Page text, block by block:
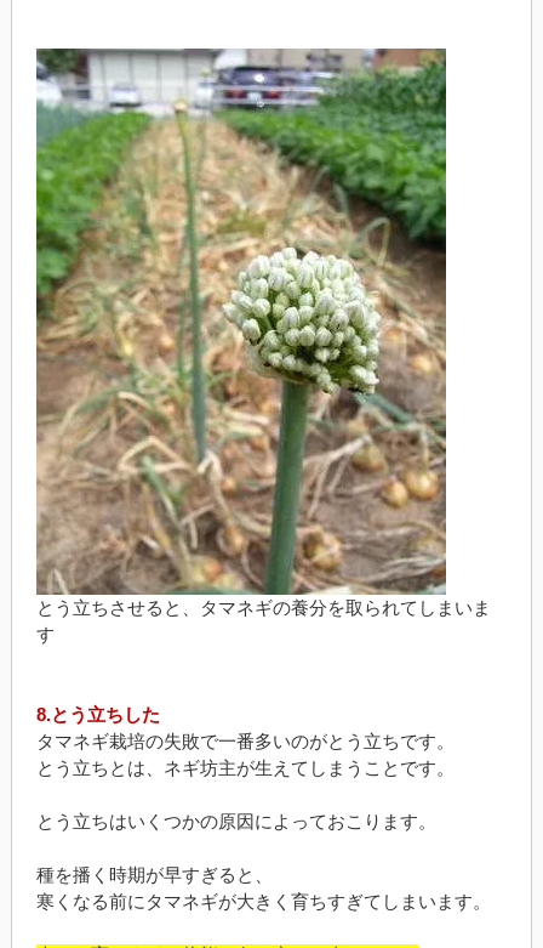
とう立ちさせると、タマネギの養分を取られてしまいま
す
8.とう立ちした
タマネギ栽培の失敗で一番多いのがとう立ちです。
とう立ちとは、ネギ坊主が生えてしまうことです。
とう立ちはいくつかの原因によっておこります。
種を播く時期が早すぎると、
寒くなる前にタマネギが大きく育ちすぎてしまいます。